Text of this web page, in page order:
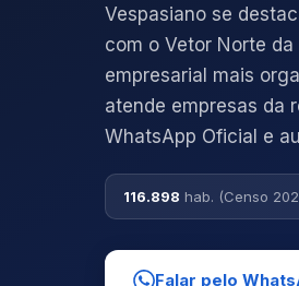
Vespasiano se
com o Vetor Norte
empresarial mais
atende empresas da
WhatsApp Oficial e
116.898 hab. (Censo
Falar pelo